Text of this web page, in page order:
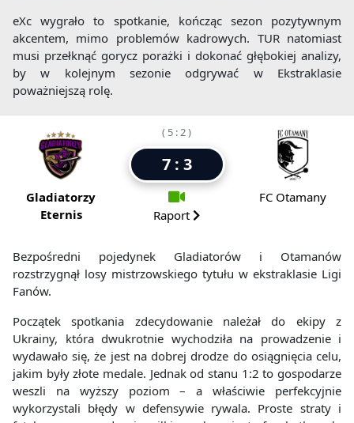
eXc wygrało to spotkanie, kończąc sezon pozytywnym
akcentem, mimo problemów kadrowych. TUR natomiast
musi przełknąć gorycz porażki i dokonać głębokiej analizy,
by w kolejnym sezonie odgrywać w Ekstraklasie
poważniejszą rolę.
Gladiatorzy
Eternis
( 5 : 2 )
7 : 3
Raport
FC Otamany
Bezpośredni pojedynek Gladiatorów i Otamanów
rozstrzygnął losy mistrzowskiego tytułu w ekstraklasie Ligi
Fanów.
Początek spotkania zdecydowanie należał do ekipy z
Ukrainy, która dwukrotnie wychodziła na prowadzenie i
wydawało się, że jest na dobrej drodze do osiągnięcia celu,
jakim były złote medale. Jednak od stanu 1:2 to gospodarze
weszli na wyższy poziom – a właściwie perfekcyjnie
wykorzystali błędy w defensywie rywala. Proste straty i